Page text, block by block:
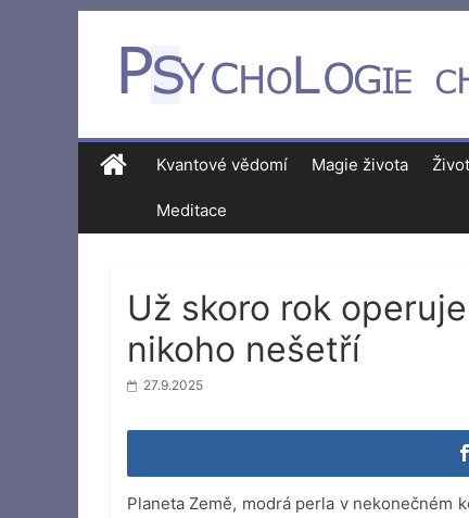
Kvantové vědomí Magie života
Meditace
Už skoro rok
nikoho nešetří
27.9.2025
Planeta Země, modrá perla v nekonečném